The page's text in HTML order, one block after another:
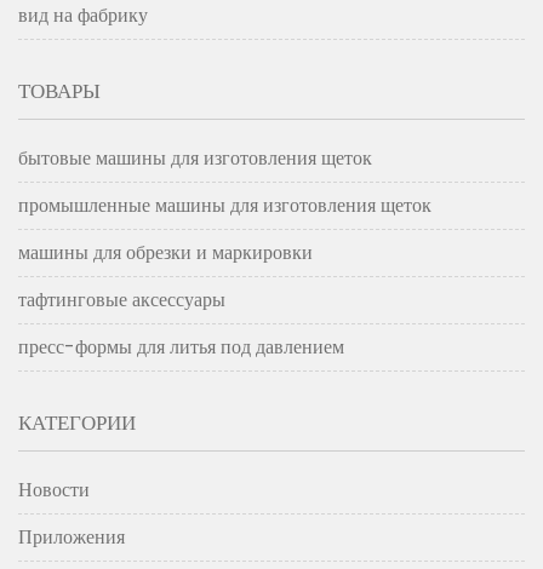
вид на фабрику
ТОВАРЫ
бытовые машины для изготовления щеток
промышленные машины для изготовления щеток
машины для обрезки и маркировки
тафтинговые аксессуары
пресс-формы для литья под давлением
КАТЕГОРИИ
Новости
Приложения